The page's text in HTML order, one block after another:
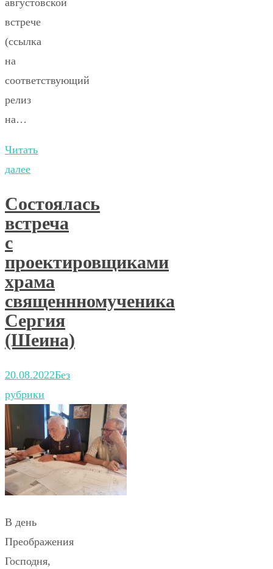
августовской
встрече
(ссылка
на
соответствующий
релиз
на…
Читать
далее
Состоялась
встреча
c
проектировщиками
храма
священнномученика
Сергия
(Шеина)
20.08.2022Без
рубрики
В день
Преображения
Господня,